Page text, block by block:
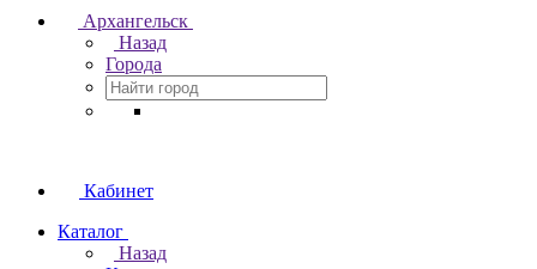
Архангельск
Назад
Города
Кабинет
Каталог
Назад